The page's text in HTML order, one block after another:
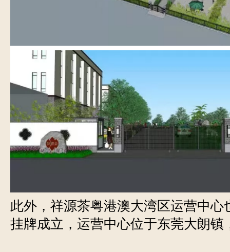
此外，祥源茶粤港澳大湾区运营中心
挂牌成立，运营中心位于东莞大朗镇